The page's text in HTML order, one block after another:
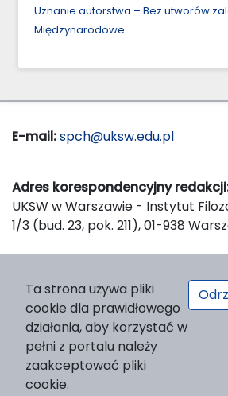
Uznanie autorstwa – Bez utworów
Międzynarodowe.
E-mail:spch@uksw.edu.pl
Adres korespondencyjny
UKSW w Warszawie - Instytut
1/3 (bud. 23, pok. 211), 01-938
Wydawnictwo Naukowe UKSW, ul.
nr 2, 01-815 Warszawa
Strona WWW Wydawnictwa
e-mail: wydawnictwo@uksw.edu.pl
Ta strona używa pliki
cookie dla prawidłowego
działania, aby korzystać w
pełni z portalu należy
zaakceptować pliki
cookie.